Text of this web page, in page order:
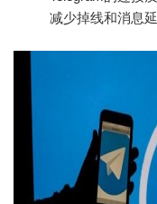
减少掉线和消息延